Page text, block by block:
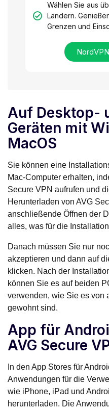
Wählen Sie aus
Ländern.
Grenzen und
Auf Desktop-
Geräten mit
MacOS
Sie können eine
Mac-Computer erhalten,
Secure VPN aufrufen und
Herunterladen von AVG
anschließende Öffnen der
alles, was für die
Danach müssen Sie nur
akzeptieren und dann auf
klicken. Nach der
können Sie es auf beiden
verwenden, wie Sie es von
gewohnt sind.
App für
AVG Secure
In den App Stores für
Anwendungen für die
wie iPhone, iPad und
herunterladen. Die